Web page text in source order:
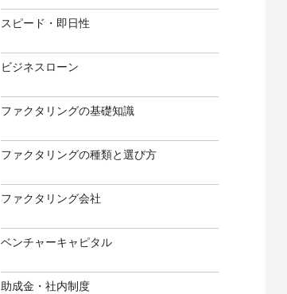
スピード・即日性
ビジネスローン
ファクタリングの基礎知識
ファクタリングの種類と選び方
ファクタリング会社
ベンチャーキャピタル
助成金・社内制度